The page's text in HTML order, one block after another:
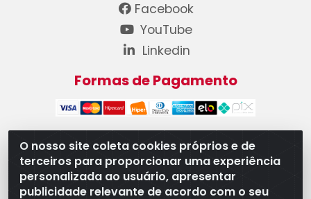
O nosso site coleta cookies próprios e de
terceiros para proporcionar uma experiência
personalizada ao usuário, apresentar
publicidade relevante de acordo com o seu
Facebook
YouTube
Linkedin
Formas de Pagamento
WB Componentes Automotivos LTDA - CNPJ
08.528.393/0001-12 - Rua do Níquel, 667 - Parque
Oeste Industrial, Goiânia/GO - CEP 74375-660